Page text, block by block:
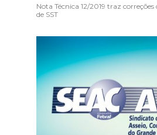
Nota Técnica 12/2019 traz
de SST